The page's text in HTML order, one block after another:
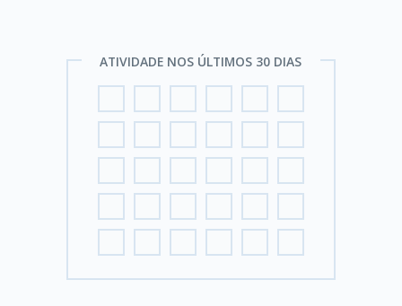
ATIVIDADE NOS ÚLTIMOS 30 DIAS